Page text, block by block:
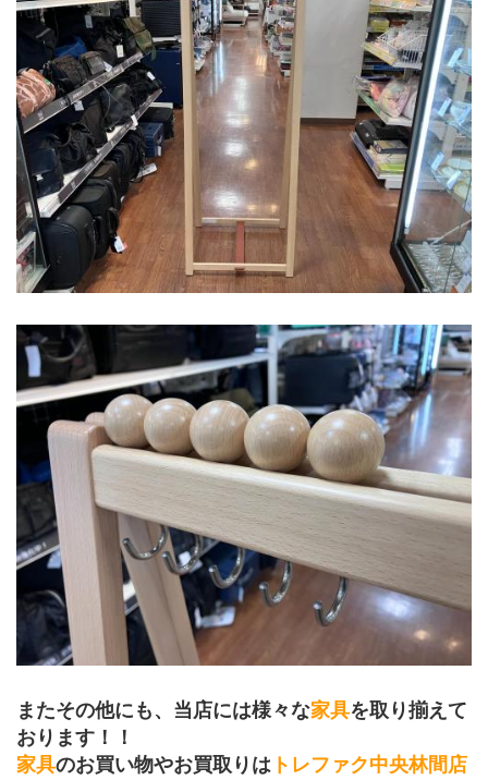
またその他にも、当店には様々な家具を取り揃えて
おります！！
家具のお買い物やお買取りは トレファク中央林間店